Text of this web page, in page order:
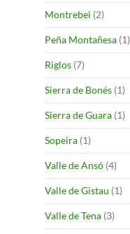
Montrebei (2)
Peña Montañesa (1)
Riglos (7)
Sierra de Bonés (1)
Sierra de Guara (1)
Sopeira (1)
Valle de Ansó (4)
Valle de Gistau (1)
Valle de Tena (3)